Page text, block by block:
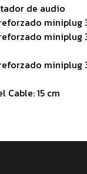
de audio
miniplug
miniplug
miniplug
Cable: 15 cm